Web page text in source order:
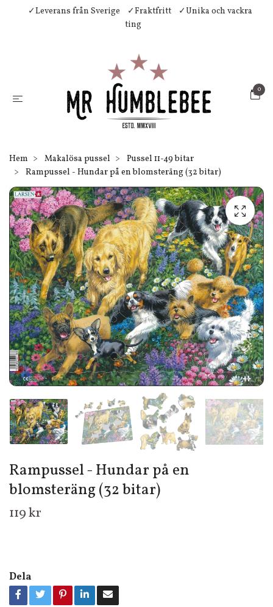
✓Leverans från Sverige ✓Fraktfritt
✓Unika och vackra
ting
0
Hem Makalösa pussel
Pussel 11-49 bitar
Rampussel - Hundar på en blomsteräng (32 bitar)
Rampussel - Hundar på en
blomsteräng (32 bitar)
119 kr
Dela